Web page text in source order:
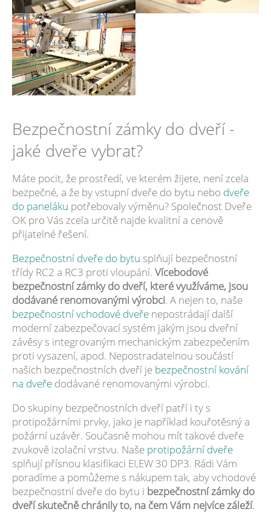
Bezpečnostní zámky do dveří -
jaké dveře vybrat?
Máte pocit, že prostředí, ve kterém žijete, není zcela
bezpečné, a že by vstupní dveře do bytu nebo dveře
do paneláku potřebovaly výměnu? Společnost Dveře
OK pro Vás zcela určitě najde kvalitní a cenově
přijatelné řešení.
Bezpečnostní dveře do bytu splňují bezpečnostní
třídy RC2 a RC3 proti vloupání. Vícebodové
bezpečnostní zámky do dveří, které využíváme, jsou
dodávané renomovanými výrobci. A nejen to, naše
bezpečnostní vchodové dveře nepostrádají další
moderní zabezpečovací systém jakým jsou dveřní
závěsy s integrovaným mechanickým zabezpečením
proti vysazení, apod. Nepostradatelnou součástí
našich bezpečnostních dveří je bezpečnostní kování
na dveře dodávané renomovanými výrobci.
Do skupiny bezpečnostních dveří patří i ty s
protipožárními prvky, jako je například kouřotěsný a
požární uzávěr. Současně mohou mít takové dveře
zvukově izolační vrstvu. Naše protipožární dveře
splňují přísnou klasifikaci EI,EW 30 DP3. Rádi Vám
poradíme a pomůžeme s nákupem tak, aby vchodové
bezpečnostní dveře do bytu i bezpečnostní zámky do
dveří skutečně chránily to, na čem Vám nejvíce záleží.